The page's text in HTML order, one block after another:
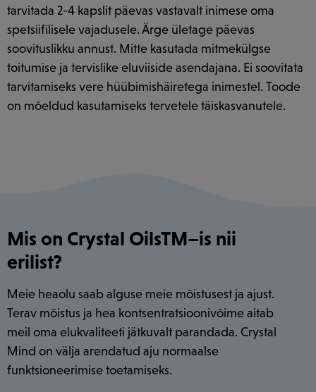
tarvitada 2-4 kapslit päevas vastavalt inimese oma
spetsiifilisele vajadusele. Ärge ületage päevas
soovituslikku annust. Mitte kasutada mitmekülgse
toitumise ja tervislike eluviiside asendajana. Ei soovitata
tarvitamiseks vere hüübimishäiretega inimestel. Toode
on mõeldud kasutamiseks tervetele täiskasvanutele.
Mis on Crystal OilsTM–is nii
erilist?
Meie heaolu saab alguse meie mõistusest ja ajust.
Terav mõistus ja hea kontsentratsioonivõime aitab
meil oma elukvaliteeti jätkuvalt parandada. Crystal
Mind on välja arendatud aju normaalse
funktsioneerimise toetamiseks.